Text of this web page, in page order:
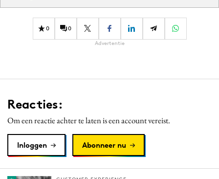
0 0
Advertentie
Reacties:
Om een reactie achter te laten is een account vereist.
Inloggen Abonneer nu